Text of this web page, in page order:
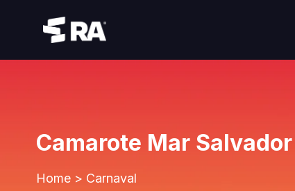
Camarote Mar
Home > Carnaval